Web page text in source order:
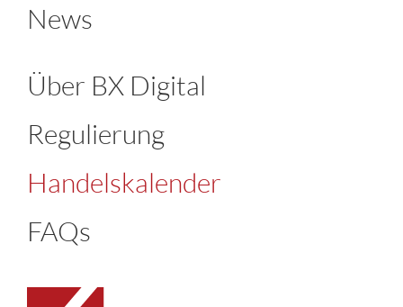
News
Über BX Digital
Regulierung
Handelskalender
FAQs